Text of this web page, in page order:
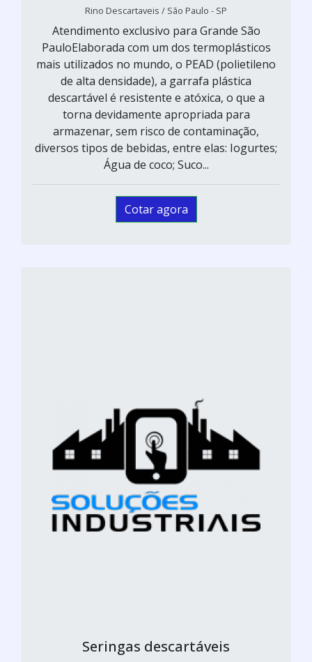
Rino Descartaveis / São Paulo - SP
Atendimento exclusivo para Grande São
PauloElaborada com um dos termoplásticos
mais utilizados no mundo, o PEAD (polietileno
de alta densidade), a garrafa plástica
descartável é resistente e atóxica, o que a
torna devidamente apropriada para
armazenar, sem risco de contaminação,
diversos tipos de bebidas, entre elas: Iogurtes;
Água de coco; Suco...
Cotar agora
Seringas descartáveis